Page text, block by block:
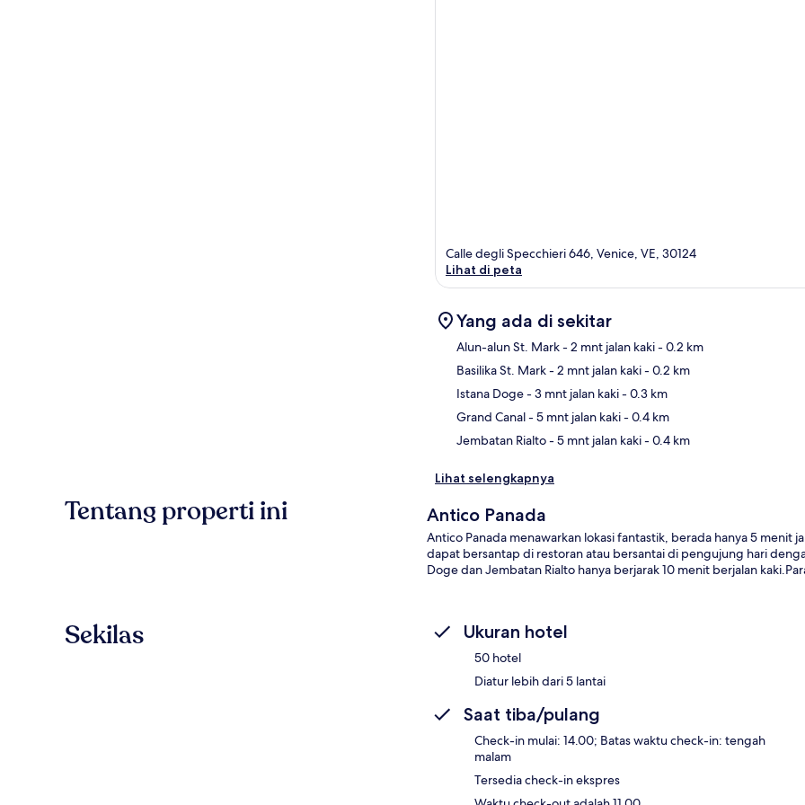
Calle degli Specchieri 646, Venice, VE, 30124
Lihat di peta
Yang ada di sekitar
Alun-alun St. Mark- 2 mnt jalan kaki- 0.2 km
Basilika St. Mark- 2 mnt jalan kaki- 0.2 km
Istana Doge- 3 mnt jalan kaki- 0.3 km
Grand Canal- 5 mnt jalan kaki- 0.4 km
Jembatan Rialto- 5 mnt jalan kaki- 0.4 km
Lihat selengkapnya
Tentang properti ini Antico Panada
Antico Panada menawarkan lokasi fantastik, berada hanya 5 menit
dapat bersantap di restoran atau bersantai di pengujung hari
Doge dan Jembatan Rialto hanya berjarak 10 menit berjalan
Sekilas Ukuran hotel
50 hotel
Diatur lebih dari 5 lantai
Saat tiba/pulang
Check-in mulai: 14.00; Batas waktu check-in: tengah
malam
Tersedia check-in ekspres